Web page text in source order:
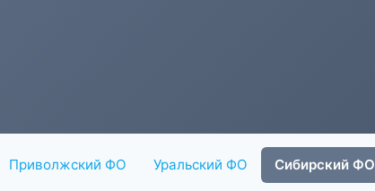
Приволжский ФО Уральский ФО Сибирский ФО